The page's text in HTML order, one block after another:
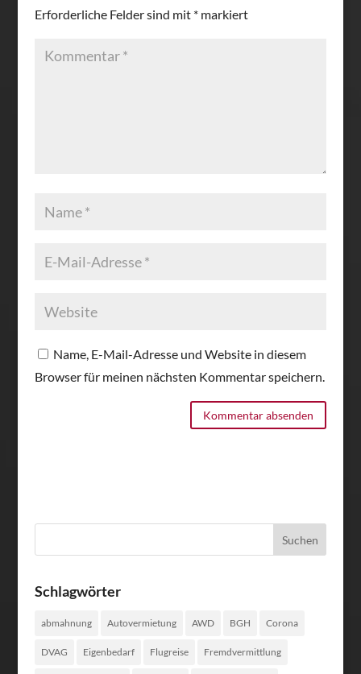
Erforderliche Felder sind mit *markiert
Name, E-Mail-Adresse und Website in diesem
Browser für meinen nächsten Kommentar speichern.
Schlagwörter
abmahnung Autovermietung AWD BGH Corona
DVAG Eigenbedarf Flugreise Fremdvermittlung